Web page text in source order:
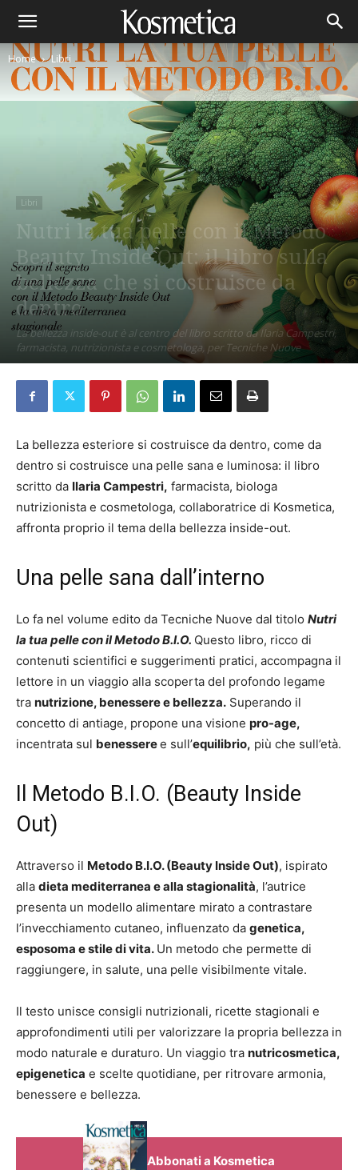
Home Libri
Libri
Nutri la tua pelle con il Metodo
Beauty Inside Out: il libro sulla
bellezza che si costruisce da
dentro
La bellezza inside-out è al centro del libro scritto da Ilaria Campestri,
farmacista, nutrizionista e cosmetologa, per Tecniche Nuove
La bellezza esteriore si costruisce da dentro, come da
dentro si costruisce una pelle sana e luminosa: il libro
scritto da Ilaria Campestri, farmacista, biologa
nutrizionista e cosmetologa, collaboratrice di Kosmetica,
affronta proprio il tema della bellezza inside-out.
Una pelle sana dall’interno
Lo fa nel volume edito da Tecniche Nuove dal titolo Nutri
la tua pelle con il Metodo B.I.O. Questo libro, ricco di
contenuti scientifici e suggerimenti pratici, accompagna il
lettore in un viaggio alla scoperta del profondo legame
tra nutrizione, benessere e bellezza. Superando il
concetto di antiage, propone una visione pro-age,
incentrata sul benesseree sull’equilibrio, più che sull’età.
Il Metodo B.I.O. (Beauty Inside
Out)
Attraverso il Metodo B.I.O. (Beauty Inside Out), ispirato
alla dieta mediterranea e alla stagionalità, l’autrice
presenta un modello alimentare mirato a contrastare
l’invecchiamento cutaneo, influenzato da genetica,
esposoma e stile di vita. Un metodo che permette di
raggiungere, in salute, una pelle visibilmente vitale.
Il testo unisce consigli nutrizionali, ricette stagionali e
approfondimenti utili per valorizzare la propria bellezza in
modo naturale e duraturo. Un viaggio tra nutricosmetica,
epigenetica e scelte quotidiane, per ritrovare armonia,
benessere e bellezza.
Abbonati a Kosmetica